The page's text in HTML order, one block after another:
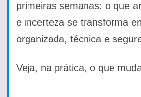
primeiras semanas: o que
e incerteza se transforma
organizada, técnica e
Veja, na prática, o que